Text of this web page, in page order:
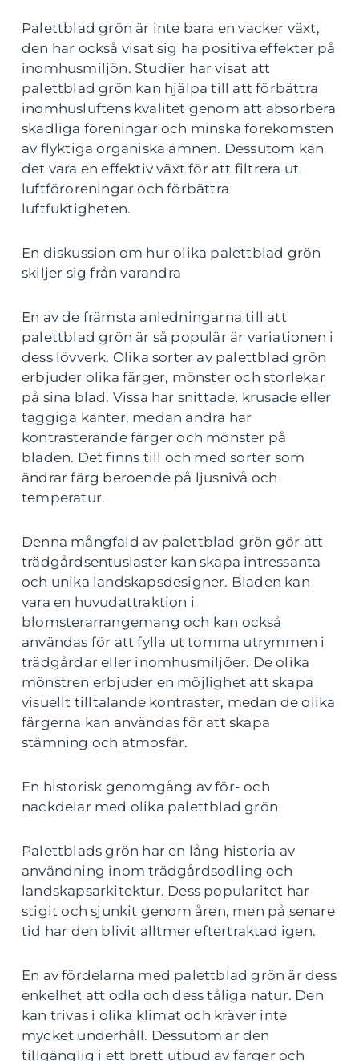
Palettblad grön är inte bara en vacker växt,
den har också visat sig ha positiva effekter på
inomhusmiljön. Studier har visat att
palettblad grön kan hjälpa till att förbättra
inomhusluftens kvalitet genom att absorbera
skadliga föreningar och minska förekomsten
av flyktiga organiska ämnen. Dessutom kan
det vara en effektiv växt för att filtrera ut
luftföroreningar och förbättra
luftfuktigheten.
En diskussion om hur olika palettblad grön
skiljer sig från varandra
En av de främsta anledningarna till att
palettblad grön är så populär är variationen i
dess lövverk. Olika sorter av palettblad grön
erbjuder olika färger, mönster och storlekar
på sina blad. Vissa har snittade, krusade eller
taggiga kanter, medan andra har
kontrasterande färger och mönster på
bladen. Det finns till och med sorter som
ändrar färg beroende på ljusnivå och
temperatur.
Denna mångfald av palettblad grön gör att
trädgårdsentusiaster kan skapa intressanta
och unika landskapsdesigner. Bladen kan
vara en huvudattraktion i
blomsterarrangemang och kan också
användas för att fylla ut tomma utrymmen i
trädgårdar eller inomhusmiljöer. De olika
mönstren erbjuder en möjlighet att skapa
visuellt tilltalande kontraster, medan de olika
färgerna kan användas för att skapa
stämning och atmosfär.
En historisk genomgång av för- och
nackdelar med olika palettblad grön
Palettblads grön har en lång historia av
användning inom trädgårdsodling och
landskapsarkitektur. Dess popularitet har
stigit och sjunkit genom åren, men på senare
tid har den blivit alltmer eftertraktad igen.
En av fördelarna med palettblad grön är dess
enkelhet att odla och dess tåliga natur. Den
kan trivas i olika klimat och kräver inte
mycket underhåll. Dessutom är den
tillgänglig i ett brett utbud av färger och